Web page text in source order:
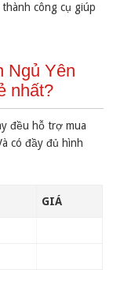
công cụ giúp
Ngủ Yên
nhất?
đều hỗ trợ mua
có đầy đủ hình
GIÁ